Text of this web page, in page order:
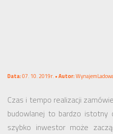
Data:07. 10. 2019r. •Autor:
Czas i tempo realizacji
budowlanej to bardzo istotny
szybko inwestor może